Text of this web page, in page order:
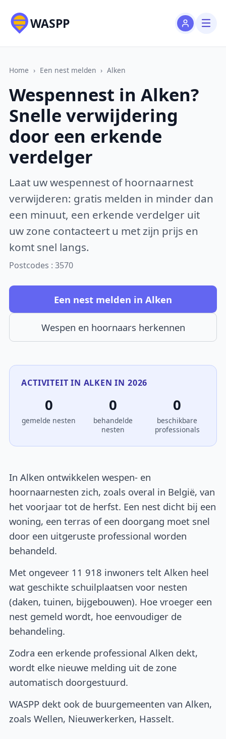
WASPP
Home › Een nest melden › Alken
Wespennest in Alken?
Snelle verwijdering
door een erkende
verdelger
Laat uw wespennest of hoornaarnest
verwijderen: gratis melden in minder dan
een minuut, een erkende verdelger uit
uw zone contacteert u met zijn prijs en
komt snel langs.
Postcodes : 3570
Een nest melden in Alken
Wespen en hoornaars herkennen
ACTIVITEIT IN ALKEN IN 2026
0
gemelde nesten
0
behandelde
nesten
0
beschikbare
professionals
In Alken ontwikkelen wespen- en
hoornaarnesten zich, zoals overal in België, van
het voorjaar tot de herfst. Een nest dicht bij een
woning, een terras of een doorgang moet snel
door een uitgeruste professional worden
behandeld.
Met ongeveer 11 918 inwoners telt Alken heel
wat geschikte schuilplaatsen voor nesten
(daken, tuinen, bijgebouwen). Hoe vroeger een
nest gemeld wordt, hoe eenvoudiger de
behandeling.
Zodra een erkende professional Alken dekt,
wordt elke nieuwe melding uit de zone
automatisch doorgestuurd.
WASPP dekt ook de buurgemeenten van Alken,
zoals Wellen, Nieuwerkerken, Hasselt.